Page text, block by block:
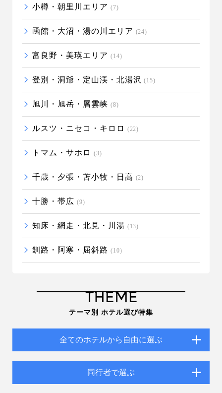
小樽・朝里川エリア (7)
函館・大沼・湯の川エリア (24)
富良野・美瑛エリア (14)
登別・洞爺・定山渓・北湯沢 (15)
旭川・旭岳・層雲峡 (8)
ルスツ・ニセコ・キロロ (22)
トマム・サホロ (3)
千歳・夕張・苫小牧・日高 (2)
十勝・帯広 (9)
知床・網走・北見・川湯 (13)
釧路・阿寒・屈斜路 (10)
THEME
テーマ別 ホテル選び特集
全てのホテルから自由に選ぶ
同行者で選ぶ